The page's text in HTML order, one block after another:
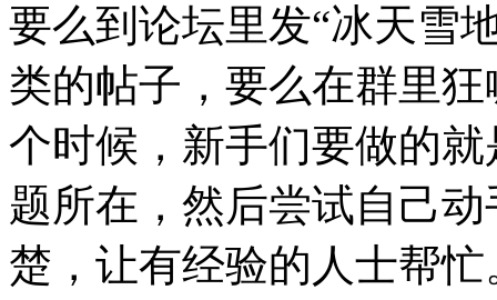
要么到论坛里发“冰天雪
类的帖子，要么在群里
个时候，新手们要做的
题所在，然后尝试自己
楚，让有经验的人士帮